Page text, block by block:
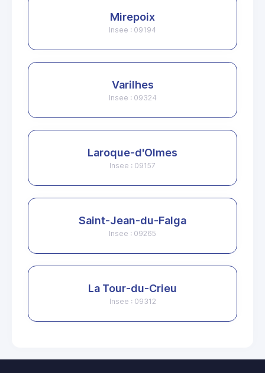
Mirepoix
Insee : 09194
Varilhes
Insee : 09324
Laroque-d'Olmes
Insee : 09157
Saint-Jean-du-Falga
Insee : 09265
La Tour-du-Crieu
Insee : 09312